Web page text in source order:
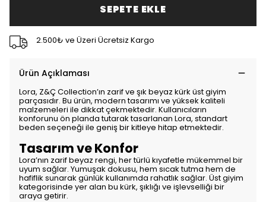
SEPETE EKLE
2.500₺ ve Üzeri Ücretsiz Kargo
Ürün Açıklaması
Lora, Z&Ç Collection’ın zarif ve şık beyaz kürk üst giyim
parçasıdır. Bu ürün, modern tasarımı ve yüksek kaliteli
malzemeleri ile dikkat çekmektedir. Kullanıcıların
konforunu ön planda tutarak tasarlanan Lora, standart
beden seçeneği ile geniş bir kitleye hitap etmektedir.
Tasarım ve Konfor
Lora’nın zarif beyaz rengi, her türlü kıyafetle mükemmel bir
uyum sağlar. Yumuşak dokusu, hem sıcak tutma hem de
hafiflik sunarak günlük kullanımda rahatlık sağlar. Üst giyim
kategorisinde yer alan bu kürk, şıklığı ve işlevselliği bir
araya getirir.